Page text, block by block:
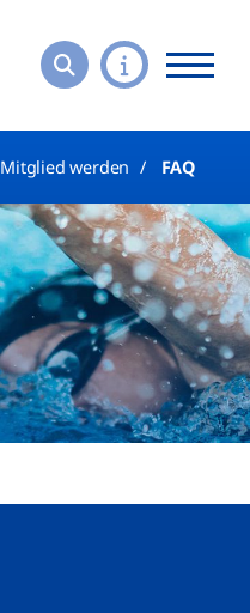
Mitglied werden FAQ